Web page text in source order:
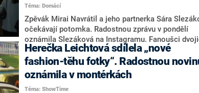
Téma: Domácí
Zpěvák Mirai Navrátil a jeho partnerka Sára
očekávají potomka. Radostnou zprávu v pondělí
oznámila Slezáková na Instagramu. Fanoušci
zaplavili gratulacemi.
Herečka Leichtová sdílela „nové
fashion-těhu fotky“. Radostnou
oznámila v montérkách
Téma: ShowTime